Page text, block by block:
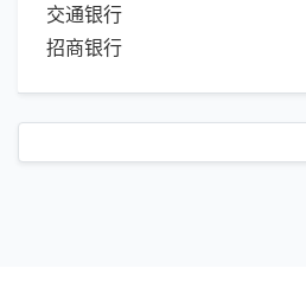
交通银行
招商银行